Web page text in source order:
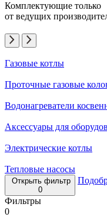
Комплектующие только
от ведущих
Газовые котлы
Проточные газовые
Водонагреватели
Аксессуары для
Электрические котлы
Тепловые насосы
Открыть фильтр
0
Фильтры
0